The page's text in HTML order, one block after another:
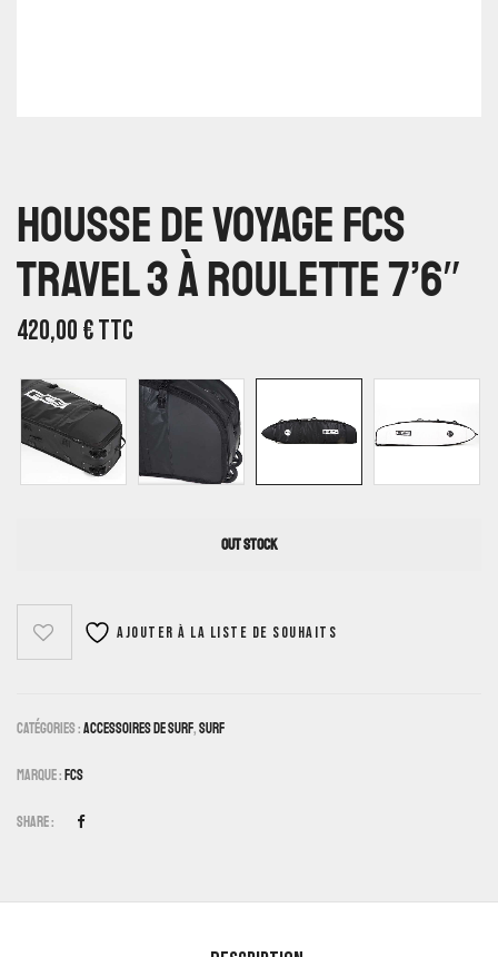
Housse De Voyage FCS
Travel 3 À Roulette 7’6″
420,00€TTC
OUT STOCK
Ajouter à la liste de souhaits
Catégories :Accessoires De Surf,Surf
Marque : FCS
Share :